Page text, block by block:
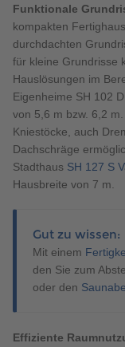
Funktionale
kompakten
durchdachten
für kleine Grundrisse
Hauslösungen im
Eigenheime SH 102
von 5,6 m bzw. 6,2
Kniestöcke, auch
Dachschräge
Stadthaus SH 127 S
Hausbreite von 7 m.
Gut zu wissen:
Mit einem
den Sie zum
oder den
Effiziente